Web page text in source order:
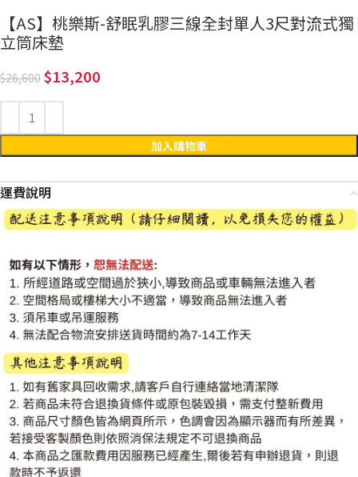
【AS】桃樂斯-舒眠乳膠三線全封單人3尺對流式獨
立筒床墊
26,600 13,200
加入購物車
運費說明